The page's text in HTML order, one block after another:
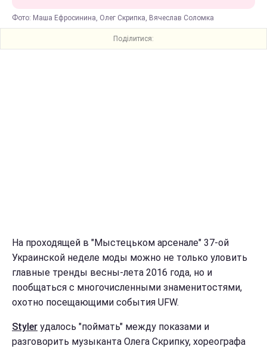
Фото: Маша Ефросинина, Олег Скрипка, Вячеслав Соломка
Поділитися:
На проходящей в "Мыстецьком арсенале" 37-ой
Украинской неделе моды можно не только уловить
главные тренды весны-лета 2016 года, но и
пообщаться с многочисленными знаменитостями,
охотно посещающими события UFW.
Styler удалось "поймать" между показами и
разговорить музыканта Олега Скрипку, хореографа